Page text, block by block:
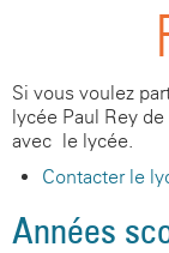
Si vous voulez
lycée Paul Rey
avec le lycée.
Contacter le
Années